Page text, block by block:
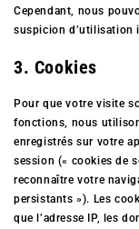
Cependant, nous
suspicion d’utilisation
3. Cookies
Pour que votre visite
fonctions, nous
enregistrés sur votre
session (« cookies de
reconnaître votre
persistants »). Les
que l’adresse IP, les